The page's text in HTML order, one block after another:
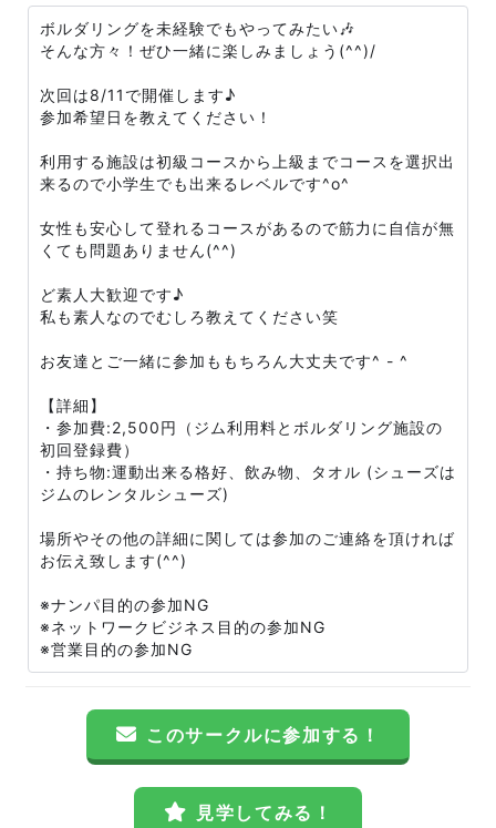
ボルダリングを未経験でもやってみたい🎶
そんな方々！ぜひ一緒に楽しみましょう(^^)/
次回は8/11で開催します♪
参加希望日を教えてください！
利用する施設は初級コースから上級までコースを選択出
来るので小学生でも出来るレベルです^o^
女性も安心して登れるコースがあるので筋力に自信が無
くても問題ありません(^^)
ど素人大歓迎です♪
私も素人なのでむしろ教えてください笑
お友達とご一緒に参加ももちろん大丈夫です^ - ^
【詳細】
・参加費:2,500円（ジム利用料とボルダリング施設の
初回登録費）
・持ち物:運動出来る格好、飲み物、タオル (シューズは
ジムのレンタルシューズ)
場所やその他の詳細に関しては参加のご連絡を頂ければ
お伝え致します(^^)
※ナンパ目的の参加NG
※ネットワークビジネス目的の参加NG
※営業目的の参加NG
このサークルに参加する！
見学してみる！